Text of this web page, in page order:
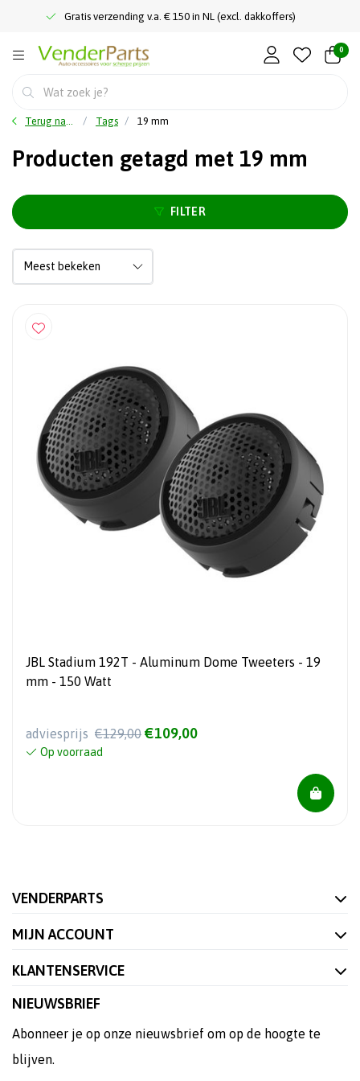
Gratis verzending v.a. € 150 in NL (excl. dakkoffers)
0
Terug naar home Tags 19 mm
Producten getagd met 19 mm
FILTER
JBL Stadium 192T - Aluminum Dome Tweeters - 19
mm - 150 Watt
adviesprijs €129,00 €109,00
Op voorraad
VENDERPARTS
MIJN ACCOUNT
KLANTENSERVICE
NIEUWSBRIEF
Abonneer je op onze nieuwsbrief om op de hoogte te
blijven.